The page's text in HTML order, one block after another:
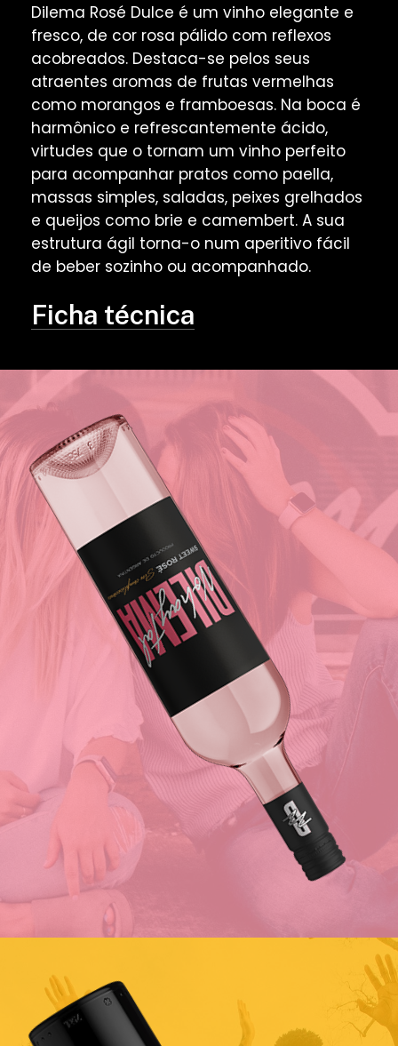
Dilema Rosé Dulce é um vinho elegante e
fresco, de cor rosa pálido com reflexos
acobreados. Destaca-se pelos seus
atraentes aromas de frutas vermelhas
como morangos e framboesas. Na boca é
harmônico e refrescantemente ácido,
virtudes que o tornam um vinho perfeito
para acompanhar pratos como paella,
massas simples, saladas, peixes grelhados
e queijos como brie e camembert. A sua
estrutura ágil torna-o num aperitivo fácil
de beber sozinho ou acompanhado.
Ficha técnica